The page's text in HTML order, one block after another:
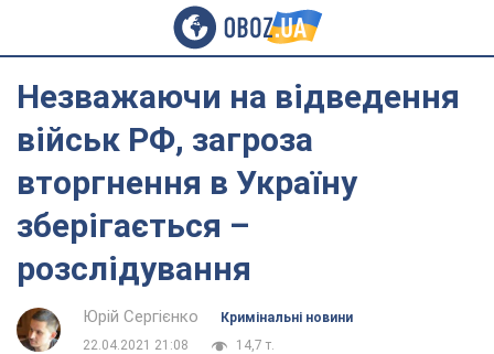
Незважаючи на відведення
військ РФ, загроза
вторгнення в Україну
зберігається –
розслідування
Юрій Сергієнко
Кримінальні новини
22.04.2021 21:08
14,7 т.